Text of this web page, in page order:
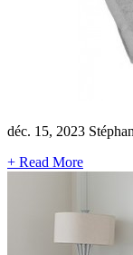
déc. 15, 2023
+ Read More